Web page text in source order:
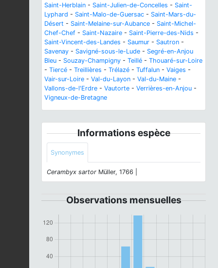
Saint-Herblain - Saint-Julien-de-Concelles - Saint-
Lyphard - Saint-Malo-de-Guersac - Saint-Mars-du-
Désert - Saint-Melaine-sur-Aubance - Saint-Michel-
Chef-Chef - Saint-Nazaire - Saint-Pierre-des-Nids -
Saint-Vincent-des-Landes - Saumur - Sautron -
Savenay - Savigné-sous-le-Lude - Segré-en-Anjou
Bleu - Souzay-Champigny - Teillé - Thouaré-sur-Loire
- Tiercé - Treillières - Trélazé - Tuffalun - Vaiges -
Vair-sur-Loire - Val-du-Layon - Val-du-Maine -
Vallons-de-l'Erdre - Vautorte - Verrières-en-Anjou -
Vigneux-de-Bretagne
Informations espèce
Synonymes
Cerambyx sartor Müller, 1766 |
Observations mensuelles